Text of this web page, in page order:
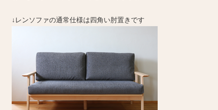
↓レンソファの通常仕様は四角い肘置きです